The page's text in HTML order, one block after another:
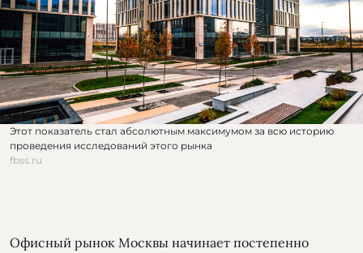
Этот показатель стал абсолютным максимумом за всю историю
проведения исследований этого рынка
fbss.ru
Офисный рынок Москвы начинает постепенно